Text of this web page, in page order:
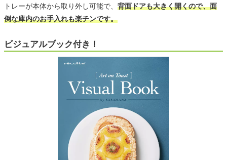
トレーが本体から取り外し可能で、 背面ドアも大きく開くので、面
倒な庫内のお手入れも楽チンです。
ビジュアルブック付き！